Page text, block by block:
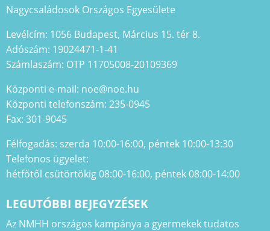
Nagycsaládosok Országos Egyesülete
Levélcím: 1056 Budapest, Március 15. tér 8.
Adószám: 19024471-1-41
Számlaszám: OTP 11705008-20109369
Központi e-mail: noe@noe.hu
Központi telefonszám: 235-0945
Fax: 301-9045
Félfogadás: szerda 10:00-16:00, péntek 10:00-13:30
Telefonos ügyelet:
hétfőtől csütörtökig 08:00-16:00, péntek 08:00-14:00
LEGUTÓBBI BEJEGYZÉSEK
Az NMHH országos kampánya a gyermekek tudatos